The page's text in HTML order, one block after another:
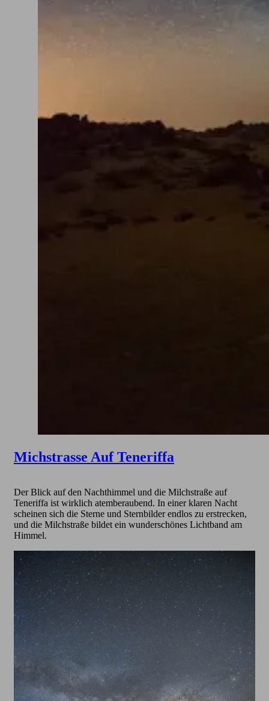
Michstrasse Auf Teneriffa
Der Blick auf den Nachthimmel und die Milchstraße auf
Teneriffa ist wirklich atemberaubend. In einer klaren Nacht
scheinen sich die Sterne und Sternbilder endlos zu erstrecken,
und die Milchstraße bildet ein wunderschönes Lichtband am
Himmel.